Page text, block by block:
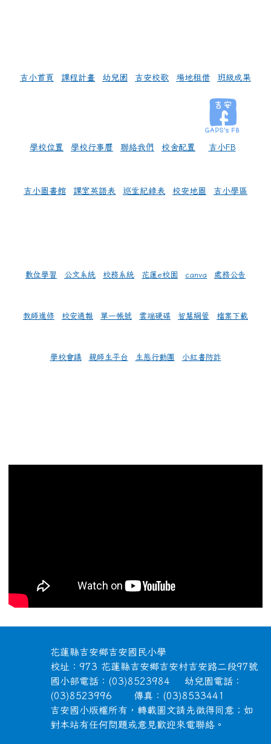
吉小首頁 課程計畫 幼兒園 吉安校歌 場地租借 班級成果
學校位置 學校行事曆 聯絡我們 校舍配置 吉小FB
吉小圖書館 課室英語表 巡堂紀錄表 校安地圖 吉小學區
數位學習 公文系統 校務系統 花蓮e校園 canva 處務公告
教師進修 校安通報 單一帳號 雲端硬碟 智慧網管 檔案下載
學校會議 親師生平台 生態行動團 小紅書防詐
頁尾區域內容
花蓮縣吉安鄉吉安國民小學
校址：973 花蓮縣吉安鄉吉安村吉安路二段97號
國小部電話：(03)8523984 幼兒園電話：
(03)8523996 傳真：(03)8533441
吉安國小版權所有，轉載圖文請先徵得同意；如
對本站有任何問題或意見歡迎來電聯絡。